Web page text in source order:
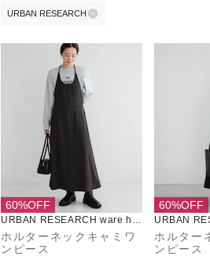
URBAN RESEARCH
60%OFF
URBAN RESEARCH ware ho
use
ホルターネックキャミワ
ンピース
60%OFF
URBAN
use
ホルター
ンピース